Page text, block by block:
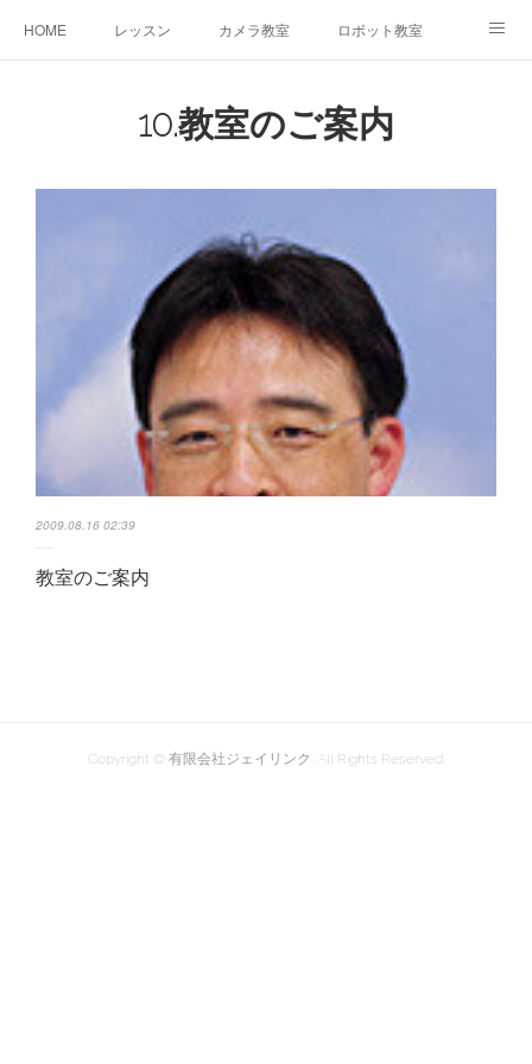
HOME レッスン カメラ教室 ロボット教室
10.教室のご案内
2009.08.16 02:39
教室のご案内
Copyright © 有限会社ジェイリンク. All Rights Reserved.